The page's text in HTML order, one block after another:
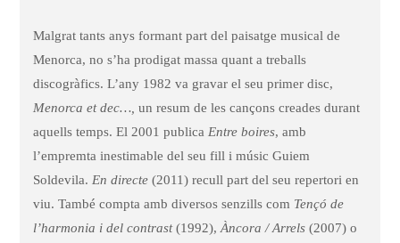
Malgrat tants anys formant part del paisatge musical de
Menorca, no s’ha prodigat massa quant a treballs
discogràfics. L’any 1982 va gravar el seu primer disc,
Menorca et dec…, un resum de les cançons creades durant
aquells temps. El 2001 publica Entre boires, amb
l’empremta inestimable del seu fill i músic Guiem
Soldevila. En directe (2011) recull part del seu repertori en
viu. També compta amb diversos senzills com Tençó de
l’harmonia i del contrast(1992),Àncora / Arrels (2007) o